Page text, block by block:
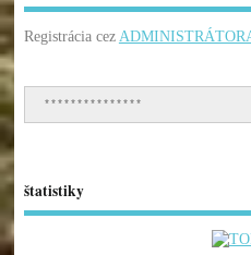
Registrácia cez
***************
štatistiky